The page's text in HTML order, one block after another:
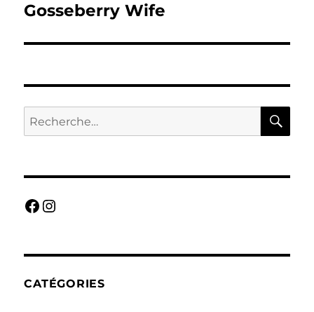
Gosseberry Wife
Recherche
pour :
Facebook
Instagram
CATÉGORIES